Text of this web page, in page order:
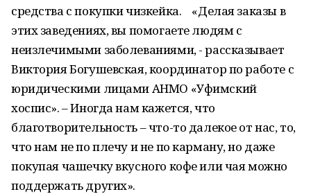
средства с покупки чизкейка. ⠀«Делая заказы в
этих заведениях, вы помогаете людям с
неизлечимыми заболеваниями, - рассказывает
Виктория Богушевская, координатор по работе с
юридическими лицами АНМО «Уфимский
хоспис». – Иногда нам кажется, что
благотворительность – что-то далекое от нас, то,
что нам не по плечу и не по карману, но даже
покупая чашечку вкусного кофе или чая можно
поддержать других».